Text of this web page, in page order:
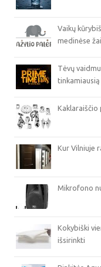
Vaikų
medinėse
Tėvų
tinkamiausią
Kaklaraiščio
Kur Vilniuje
Mikrofono
Kokybiški
išsirinkti